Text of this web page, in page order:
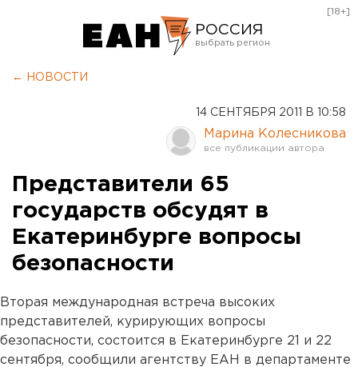
РОССИЯ
Оренбург
[18+]
← НОВОСТИ
14 СЕНТЯБРЯ 2011 В 10:58
Марина Колесникова
Представители 65
государств обсудят в
Екатеринбурге вопросы
безопасности
Вторая международная встреча высоких
представителей, курирующих вопросы
безопасности, состоится в Екатеринбурге 21 и 22
сентября, сообщили агентству ЕАН в департаменте